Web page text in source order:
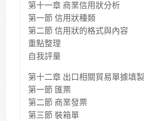
第十一章 商業信用狀分析
第一節 信用狀種類
第二節 信用狀的格式與內容
重點整理
自我評量
第十二章 出口相關貿易單據填製
第一節 匯票
第二節 商業發票
第三節 裝箱單